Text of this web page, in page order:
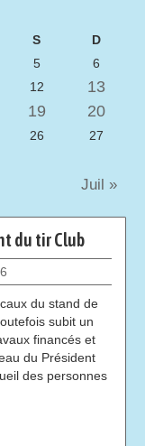
du tir Club
du stand de
subit un
financés et
du Président
des personnes
S
D
5
6
12 13
19 20
26
27
Juil »